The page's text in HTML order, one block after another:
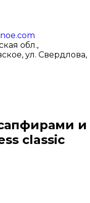
обл.,
ул. Свердлова,
и
classic